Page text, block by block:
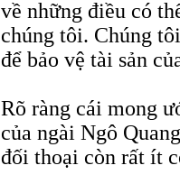
về những điều có
chúng tôi. Chúng
để bảo vệ tài sản
Rõ ràng cái mong
của ngài Ngô
đối thoại còn rất ít